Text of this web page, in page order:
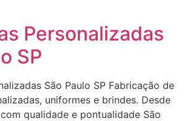
Personalizadas
SP
São Paulo SP Fabricação de
uniformes e brindes. Desde
qualidade e pontualidade São